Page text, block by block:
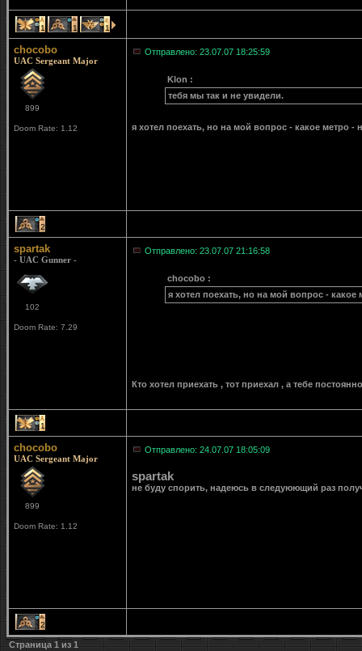
1 1 1
chocobo
UAC Sergeant Major
899
Doom Rate: 1.12
Отправлено: 23.07.07 18:25:59
Klon :
тебя мы так и не увидели.
я хотел поехать, но на мой вопрос - какое метро -
2
spartak
- UAC Gunner -
102
Doom Rate: 7.29
Отправлено: 23.07.07 21:16:58
chocobo :
я хотел поехать, но на мой вопрос - какое
Кто хотел приехать , тот приехал , а тебе
1
chocobo
UAC Sergeant Major
899
Doom Rate: 1.12
Отправлено: 24.07.07 18:05:09
spartak
не буду спорить, надеюсь в следуюющий раз
2
Страница 1 из 1